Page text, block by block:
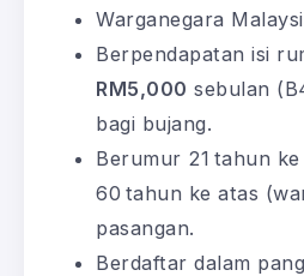
Warganegara
Berpendapatan isi
RM5,000 sebulan
bagi bujang.
Berumur 21 tahun
60 tahun ke atas
pasangan.
Berdaftar dalam